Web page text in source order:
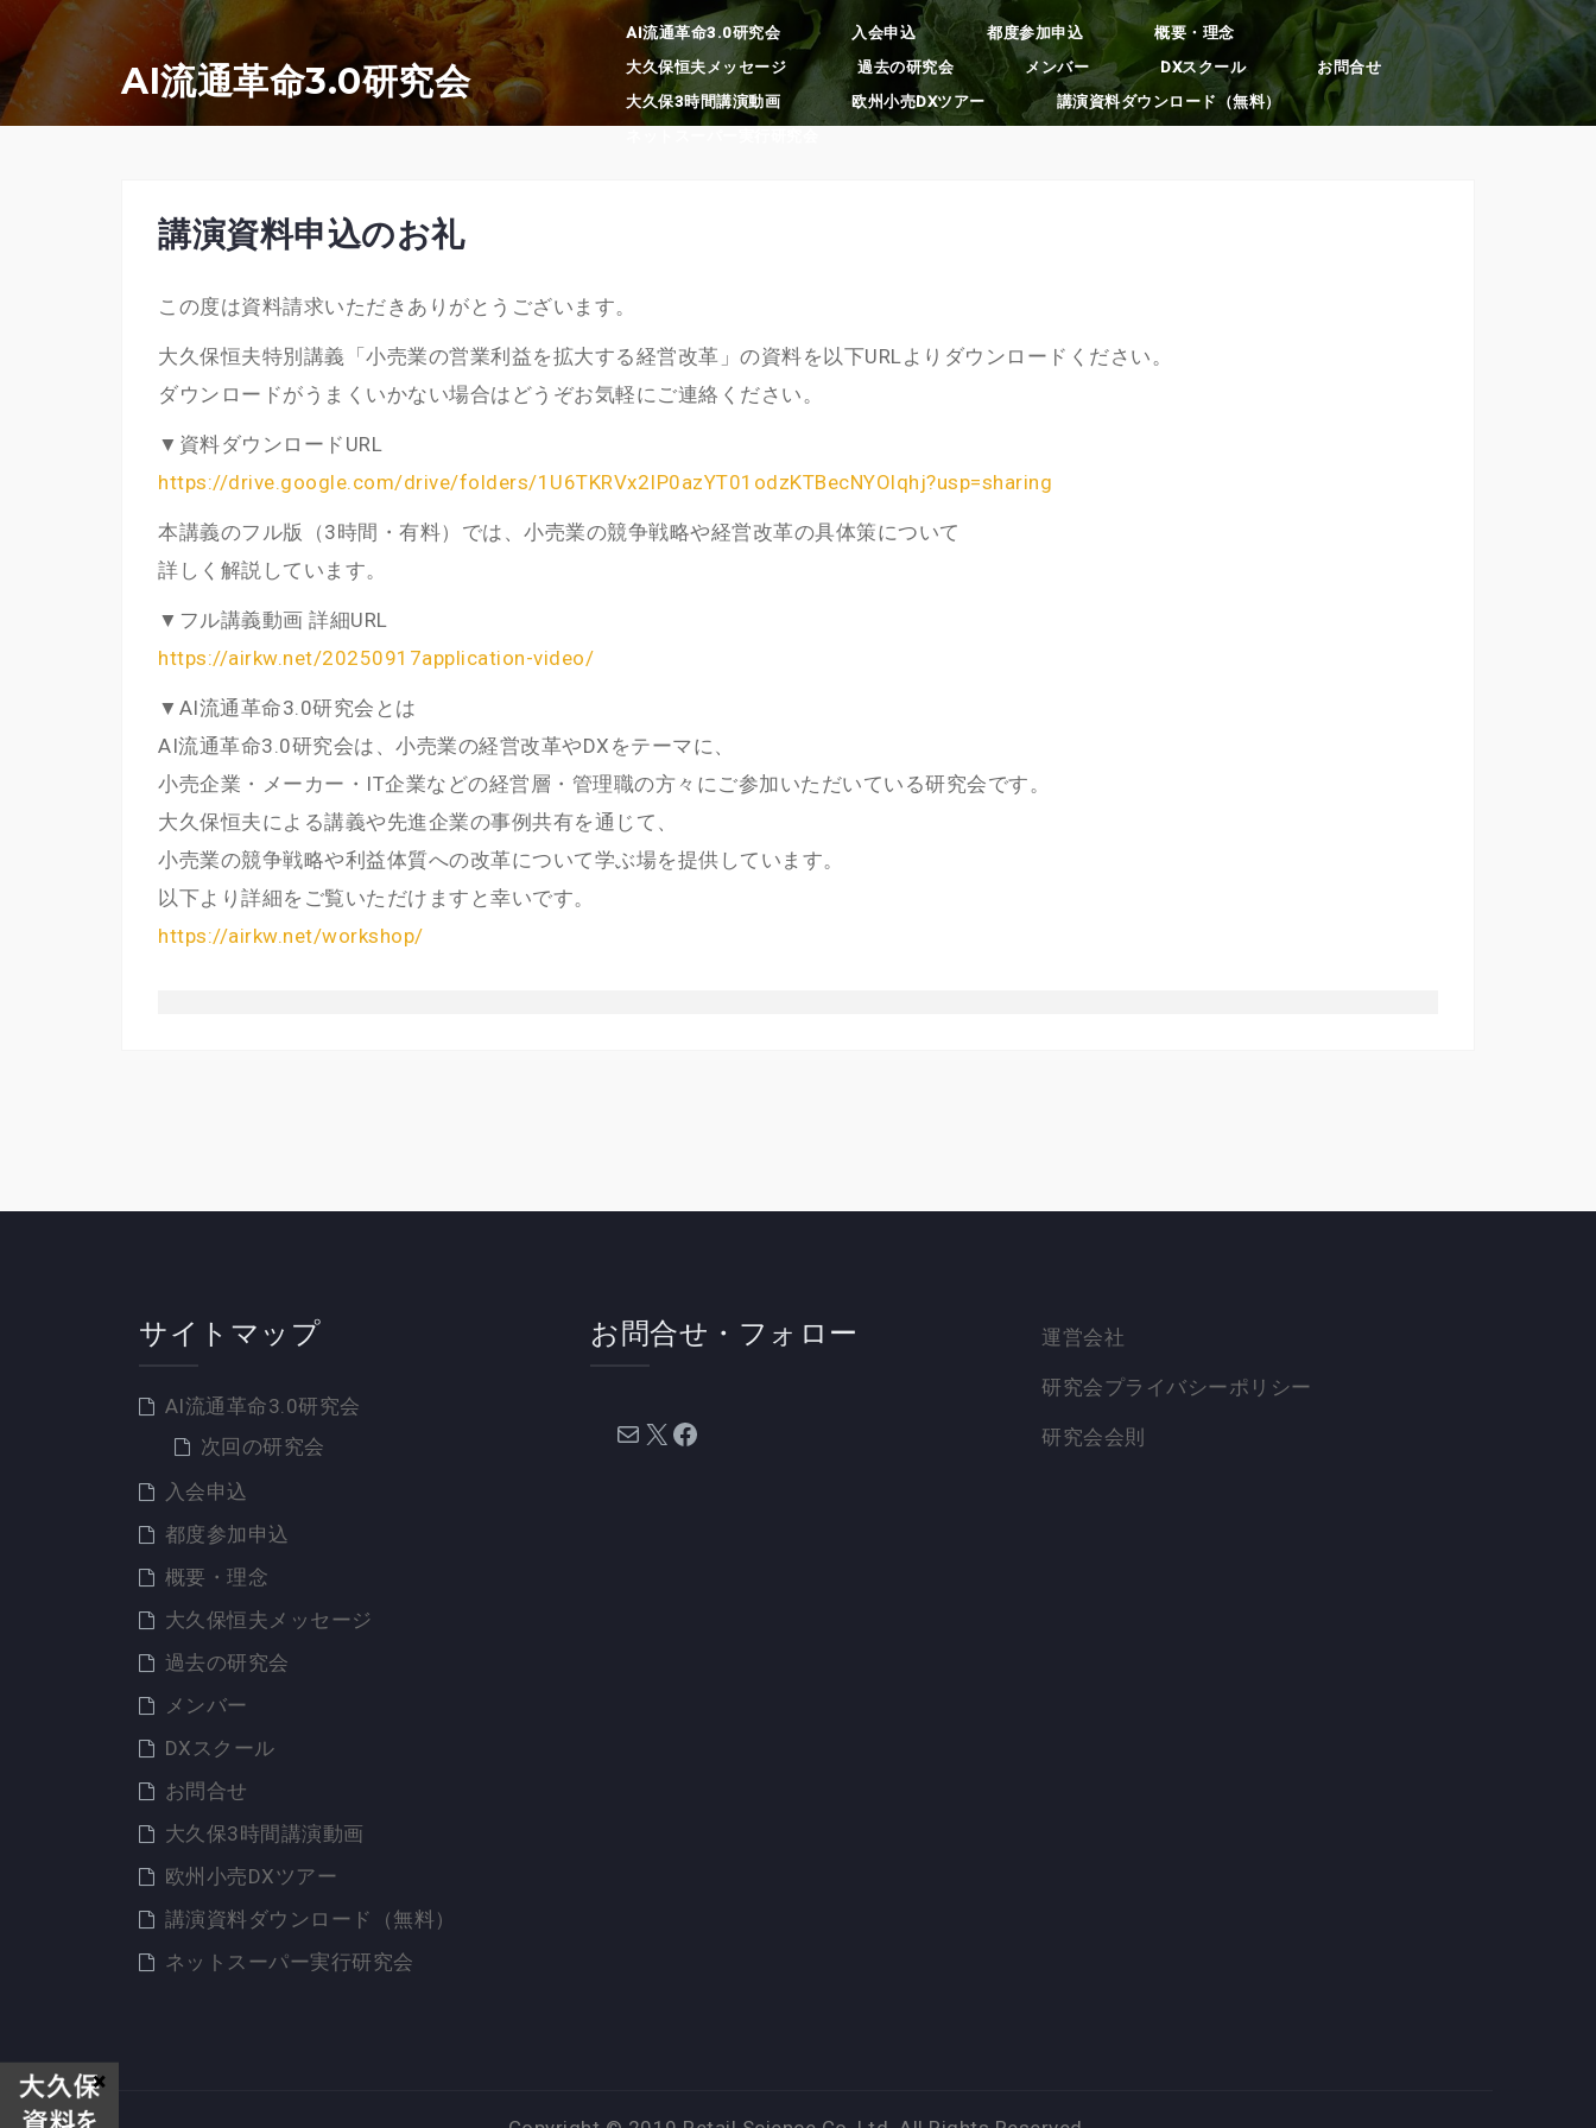
ン
テ
ン
AI流通革命3.0研究会
AI流通革命3.0研究会 入会申込 都度参加申込
概要・理念
大久保恒夫メッセージ
過去の研究会 メンバー DXスクール
お問合せ
大久保3時間講演動画
欧州小売DXツアー
講演資料ダウンロード（無料）
講演資料申込のお礼
この度は資料請求いただきありがとうございます。
大久保恒夫特別講義「小売業の営業利益を拡大する経営改革」の資料を以下URLよりダウンロードください。
ダウンロードがうまくいかない場合はどうぞお気軽にご連絡ください。
▼資料ダウンロードURL
https://drive.google.com/drive/folders/1U6TKRVx2IP0azYT01odzKTBecNYOlqhj?usp=sharing
本講義のフル版（3時間・有料）では、小売業の競争戦略や経営改革の具体策について
詳しく解説しています。
▼フル講義動画 詳細URL
https://airkw.net/20250917application-video/
▼AI流通革命3.0研究会とは
AI流通革命3.0研究会は、小売業の経営改革やDXをテーマに、
小売企業・メーカー・IT企業などの経営層・管理職の方々にご参加いただいている研究会です。
大久保恒夫による講義や先進企業の事例共有を通じて、
小売業の競争戦略や利益体質への改革について学ぶ場を提供しています。
以下より詳細をご覧いただけますと幸いです。
https://airkw.net/workshop/
サイトマップ
AI流通革命3.0研究会
次回の研究会
入会申込
都度参加申込
概要・理念
大久保恒夫メッセージ
過去の研究会
メンバー
DXスクール
お問合せ
大久保3時間講演動画
欧州小売DXツアー
講演資料ダウンロード（無料）
ネットスーパー実行研究会
お問合せ・フォロー
メール X Facebook
運営会社
研究会プライバシーポリシー
研究会会則